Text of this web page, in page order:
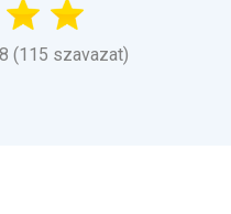
(115 szavazat)